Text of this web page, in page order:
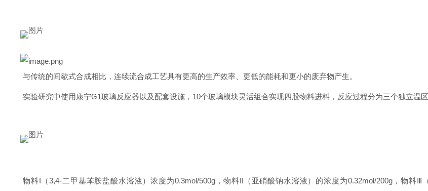
与传统的间歇式合成相比，连续流合成工艺具有更高的生产效率、更低的能耗和更小的废弃物产生。
实验研究中使用康宁G1玻璃反应器以及配套设施，10个玻璃模块灵活组合实现四股物料进料，反应过程分为三个独立温
物料I（3,4-二甲基苯胺盐酸水溶液）浓度为0.3mol/500g，物料Ⅱ（亚硝酸钠水溶液）的浓度为0.32mol/200g，物料